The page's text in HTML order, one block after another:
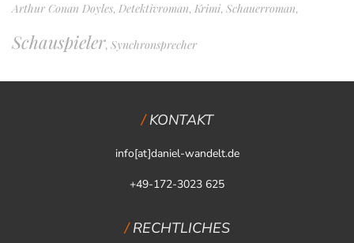
Arthur Conan Doyles, Detektivroman, Krimi, Schauerroman,
Schauspieler, Synchronsprecher
KONTAKT
info[at]daniel-wandelt.de
+49-172-3023 625
RECHTLICHES